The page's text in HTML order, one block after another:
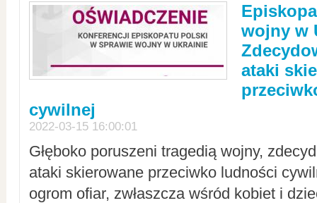
wojny w
ataki
cywilnej
2022-03-15 16:00:01
Głęboko poruszeni tragedią wojny,
ataki skierowane przeciwko ludności
ogrom ofiar, zwłaszcza wśród kobiet i